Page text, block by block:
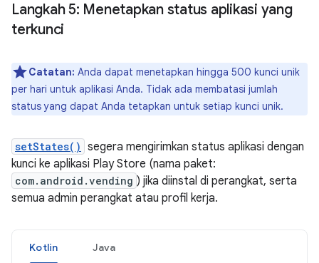
Langkah 5: Menetapkan status aplikasi yang
terkunci
Catatan: Anda dapat menetapkan hingga 500 kunci unik
per hari untuk aplikasi Anda. Tidak ada membatasi jumlah
status yang dapat Anda tetapkan untuk setiap kunci unik.
setStates() segera mengirimkan status aplikasi dengan
kunci ke aplikasi Play Store (nama paket:
com.android.vending ) jika diinstal di perangkat, serta
semua admin perangkat atau profil kerja.
Kotlin Java